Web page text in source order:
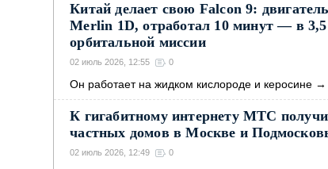
Китай делает свою Falcon 9:
Merlin 1D, отработал 10 минут — в
орбитальной миссии
02 июль 2026, 12:55 0
Он работает на жидком кислороде и керосине →
К гигабитному интернету МТС
частных домов в Москве и
02 июль 2026, 12:49 0